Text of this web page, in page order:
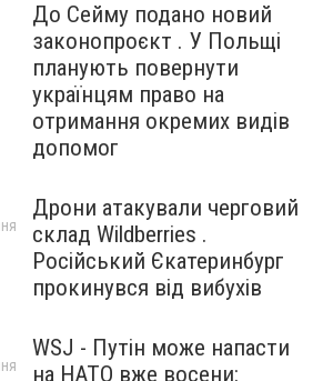
До Сейму подано новий
законопроєкт . У Польщі
планують повернути
українцям право на
отримання окремих видів
допомог
Дрони атакували черговий
склад Wildberries .
Російський Єкатеринбург
прокинувся від вибухів
WSJ - Путін може напасти
на НАТО вже восени: